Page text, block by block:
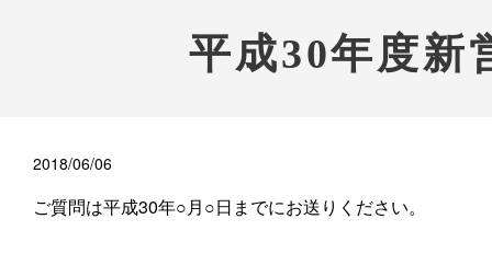
平成30年度新
2018/06/06
ご質問は平成30年○月○日までにお送りください。